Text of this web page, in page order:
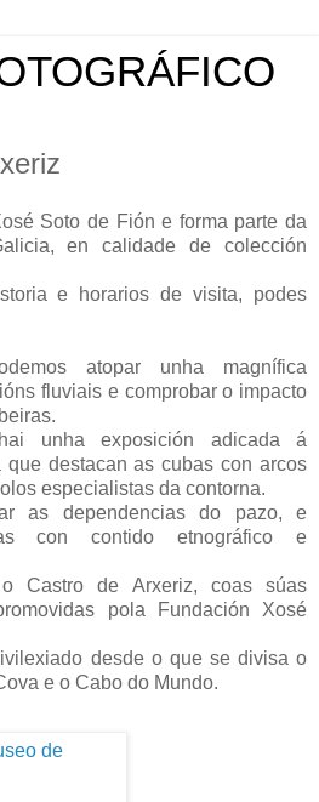
Soto de Fión e forma parte da
en calidade de colección
e horarios de visita, podes
atopar unha magnífica
fluviais e comprobar o impacto
unha exposición adicada á
destacan as cubas con arcos
especialistas da contorna.
as dependencias do pazo, e
con contido etnográfico e
Castro de Arxeriz, coas súas
pola Fundación Xosé
desde o que se divisa o
e o Cabo do Mundo.